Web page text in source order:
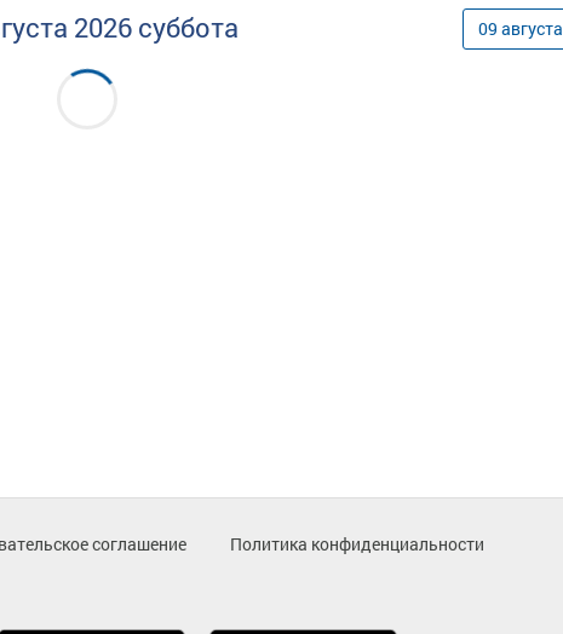
2026 суббота 09 августа
соглашение
Политика конфиденциальности